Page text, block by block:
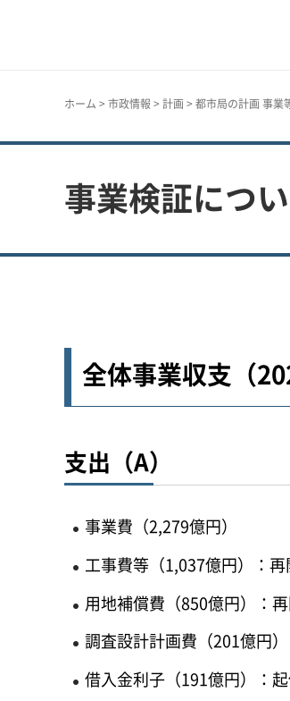
ホーム > 市政情報 > 計画> 都市局の計画 事業
事業検証につ
全体事業収支（
支出（A）
事業費（2,279億円）
工事費等（1,037億円）：
用地補償費（850億円）：
調査設計計画費（201億円
借入金利子（191億円）：